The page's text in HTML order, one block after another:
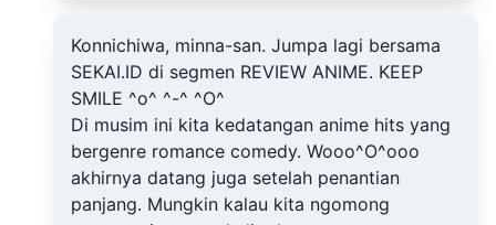
Konnichiwa, minna-san. Jumpa lagi bersama
SEKAI.ID di segmen REVIEW ANIME. KEEP
SMILE ^o^ ^-^ ^O^
Di musim ini kita kedatangan anime hits yang
bergenre romance comedy. Wooo^O^ooo
akhirnya datang juga setelah penantian
panjang. Mungkin kalau kita ngomong